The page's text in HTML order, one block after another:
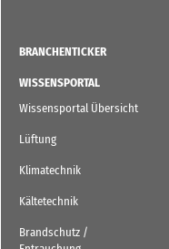
BRANCHENTICKER
WISSENSPORTAL
Wissensportal Übersicht
Lüftung
Klimatechnik
Kältetechnik
Brandschutz /